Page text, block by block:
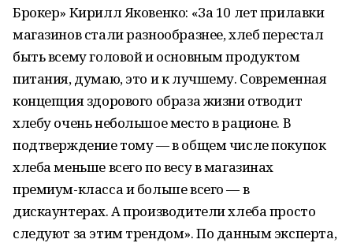
Брокер» Кирилл Яковенко: «За 10 лет прилавки
магазинов стали разнообразнее, хлеб перестал
быть всему головой и основным продуктом
питания, думаю, это и к лучшему. Современная
концепция здорового образа жизни отводит
хлебу очень небольшое место в рационе. В
подтверждение тому — в общем числе покупок
хлеба меньше всего по весу в магазинах
премиум-класса и больше всего — в
дискаунтерах. А производители хлеба просто
следуют за этим трендом». По данным эксперта,